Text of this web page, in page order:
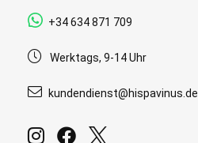
+34 634 871 709
Werktags, 9-14 Uhr
kundendienst@hispavinus.de